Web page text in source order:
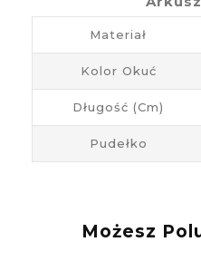
Materiał
Kolor Okuć
Długość (cm)
Pudełko
Możesz